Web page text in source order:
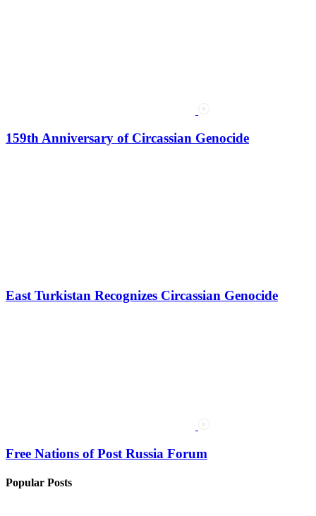
159th Anniversary of Circassian Genocide
East Turkistan Recognizes Circassian Genocide
Free Nations of Post Russia Forum
Popular Posts